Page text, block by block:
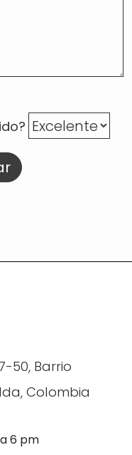
50, Barrio
Colombia
6 pm